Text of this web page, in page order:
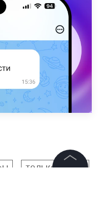
ТОЛЬКО НА LIFE